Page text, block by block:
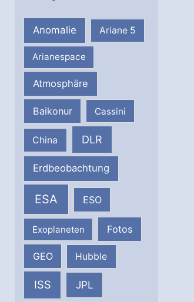
Anomalie Ariane 5
Arianespace
Atmosphäre
Baikonur Cassini
China DLR
Erdbeobachtung
ESA ESO
Exoplaneten Fotos
GEO Hubble
ISS JPL